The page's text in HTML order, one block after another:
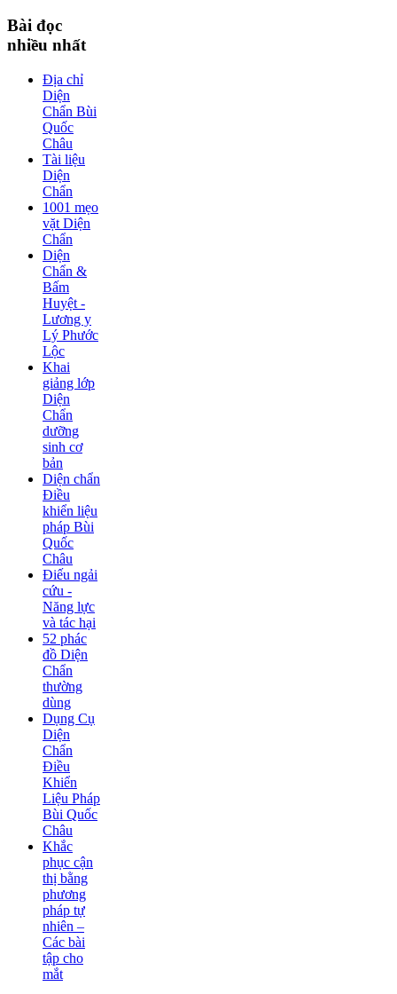
Bài đọc
nhiều nhất
Địa chỉ
Diện
Chẩn Bùi
Quốc
Châu
Tài liệu
Diện
Chẩn
1001 mẹo
vặt Diện
Chẩn
Diện
Chẩn &
Bấm
Huyệt -
Lương y
Lý Phước
Lộc
Khai
giảng lớp
Diện
Chẩn
dưỡng
sinh cơ
bản
Diện chẩn
Điều
khiển liệu
pháp Bùi
Quốc
Châu
Điếu ngải
cứu -
Năng lực
và tác hại
52 phác
đồ Diện
Chẩn
thường
dùng
Dụng Cụ
Diện
Chẩn
Điều
Khiển
Liệu Pháp
Bùi Quốc
Châu
Khắc
phục cận
thị bằng
phương
pháp tự
nhiên –
Các bài
tập cho
mắt